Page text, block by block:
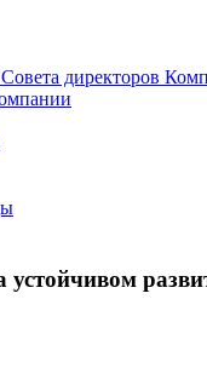
директоров